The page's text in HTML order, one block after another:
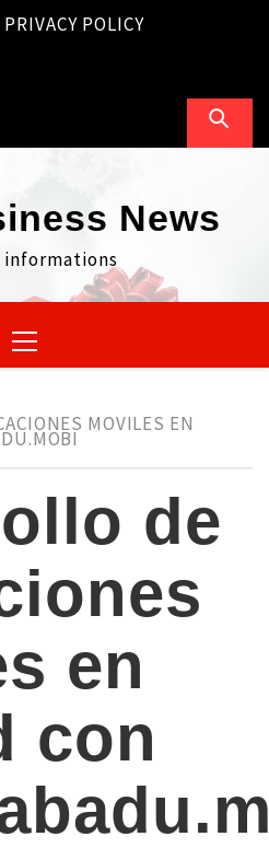
PRIVACY POLICY
News
informations
Menu
MOVILES EN
de
en
con